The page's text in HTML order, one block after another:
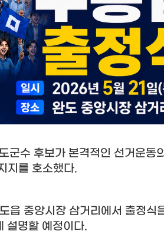
군수 후보가 본격적인 선거운동
지를 호소했다.
읍 중앙시장 삼거리에서 출정식
설명할 예정이다.